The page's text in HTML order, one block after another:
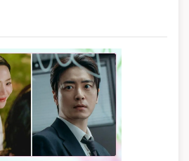
với làn da của mình.